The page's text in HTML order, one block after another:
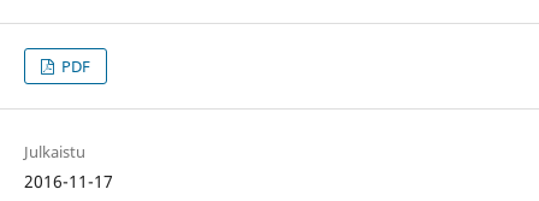
PDF
Julkaistu
2016-11-17